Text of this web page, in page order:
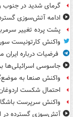
گرمای شدید در جنوب و
ادامه آتش‌سوزی
پشت پرده تغییر
واکنش کارتونیست
فرضیات درباره
جاسوسی اسرائیلی‌ها
واکنش صنعا به
احتمال شکست
واکنش سرپرست
آتش‌سوزی گسترده در